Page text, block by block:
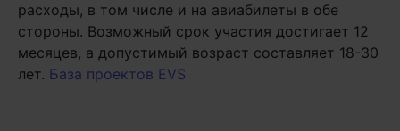
расходы, в том числе и на авиабилеты в обе
стороны. Возможный срок участия достигает 12
месяцев, а допустимый возраст составляет 18-30
лет. База проектов EVS